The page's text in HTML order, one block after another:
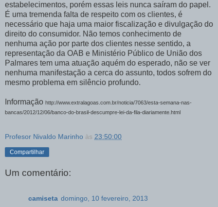
estabelecimentos, porém essas leis nunca saíram do papel.
É uma tremenda falta de respeito com os clientes, é
necessário que haja uma maior fiscalização e divulgação do
direito do consumidor. Não temos conhecimento de
nenhuma ação por parte dos clientes nesse sentido, a
representação da OAB e Ministério Público de União dos
Palmares tem uma atuação aquém do esperado, não se ver
nenhuma manifestação a cerca do assunto, todos sofrem do
mesmo problema em silêncio profundo.
Informação http://www.extralagoas.com.br/noticia/7063/esta-semana-nas-
bancas/2012/12/06/banco-do-brasil-descumpre-lei-da-fila-diariamente.html
Profesor Nivaldo Marinho às 23:50:00
Compartilhar
Um comentário:
camiseta domingo, 10 fevereiro, 2013